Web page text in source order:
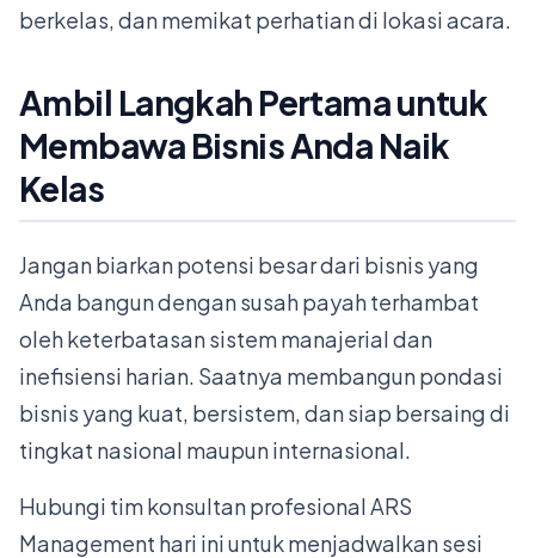
berkelas, dan memikat perhatian di lokasi acara.
Ambil Langkah Pertama untuk
Membawa Bisnis Anda Naik
Kelas
Jangan biarkan potensi besar dari bisnis yang
Anda bangun dengan susah payah terhambat
oleh keterbatasan sistem manajerial dan
inefisiensi harian. Saatnya membangun pondasi
bisnis yang kuat, bersistem, dan siap bersaing di
tingkat nasional maupun internasional.
Hubungi tim konsultan profesional ARS
Management hari ini untuk menjadwalkan sesi